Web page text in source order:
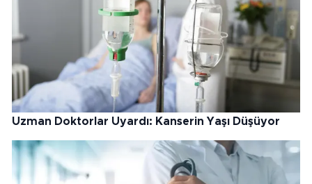
Uzman Doktorlar Uyardı: Kanserin Yaşı Düşüyor